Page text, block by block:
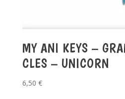
MY ANI KEYS –
CLES – UNICORN
6,50 €